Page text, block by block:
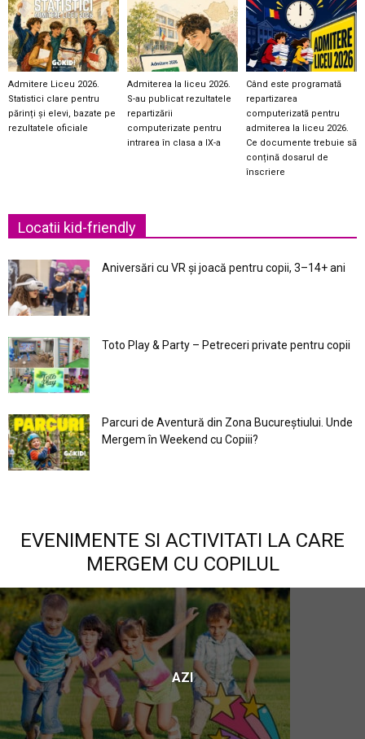
Admitere Liceu 2026.
Statistici clare pentru
părinți și elevi, bazate pe
rezultatele oficiale
Admiterea la liceu 2026.
S-au publicat rezultatele
repartizării
computerizate pentru
intrarea în clasa a IX-a
Când este programată
repartizarea
computerizată pentru
admiterea la liceu 2026.
Ce documente trebuie să
conțină dosarul de
înscriere
Locatii kid-friendly
Aniversări cu VR și joacă pentru copii, 3–14+ ani
Toto Play & Party – Petreceri private pentru copii
Parcuri de Aventură din Zona Bucureştiului. Unde
Mergem în Weekend cu Copiii?
EVENIMENTE SI ACTIVITATI LA CARE
MERGEM CU COPILUL
AZI